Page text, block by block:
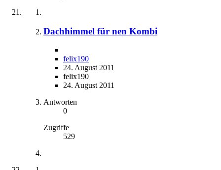
Dachhimmel für nen Kombi
felix190
24. August 2011
felix190
24. August 2011
Antworten
0
Zugriffe
529